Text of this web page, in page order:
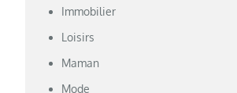
Immobilier
Loisirs
Maman
Mode